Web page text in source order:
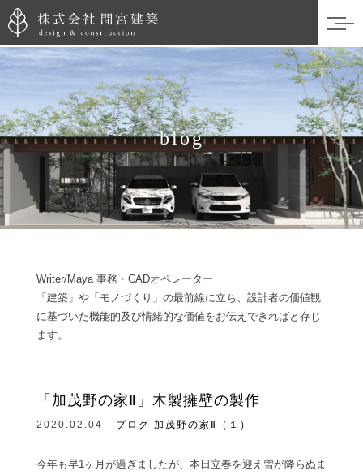
blog
Writer/Maya 事務・CADオペレーター
「建築」や「モノづくり」の最前線に立ち、設計者の価値観
に基づいた機能的及び情緒的な価値をお伝えできればと存じ
ます。
「加茂野の家Ⅱ」木製擁壁の製作
2020.02.04 - ブログ 加茂野の家Ⅱ（１）
今年も早1ヶ月が過ぎましたが、本日立春を迎え雪が降らぬま